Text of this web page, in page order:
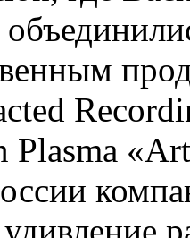
Plasma